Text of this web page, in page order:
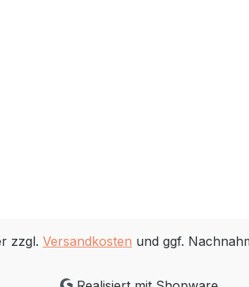
zzgl. Versandkosten und ggf.